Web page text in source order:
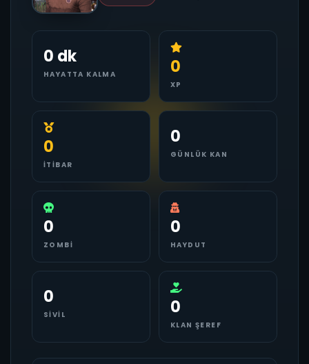
0 dk
HAYATTA KALMA 0
XP
0
İTIBAR
0
GÜNLÜK KAN
0
ZOMBI
0
HAYDUT
0
SIVIL 0
KLAN ŞEREF